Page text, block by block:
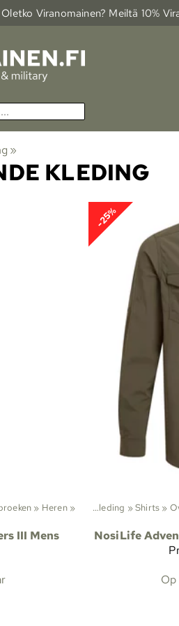
Oletko Viranomainen? Meiltä 10%
‪»
KLEDING
‪» Heren ‪»
III Mens
-25%
‪»Buitenactiviteiten Kleding ‪»Shirts ‪»
NosiLife